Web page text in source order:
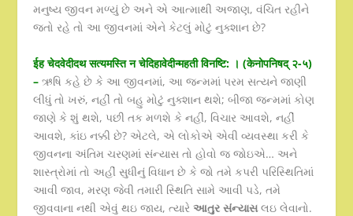
મનુષ્ય જીવન મળ્યું છે અને એ આત્માથી અજાણ, વંચિત રહીને
જતો રહે તો આ જીવનમાં એને કેટલું મોટું નુક્શાન છે?
ईह चेदवेदीदथ सत्यमस्ति न चेदिहावेदीन्महती विनष्टि: । (केनोपनिषद् २-५)
– ઋષિ કહે છે કે આ જીવનમાં, આ જન્મમાં પરમ સત્યને જાણી
લીધું તો ખરું, નહીં તો બહુ મોટું નુક્શાન થશે; બીજા જન્મમાં કોણ
જાણે કે શું થશે, પછી તક મળશે કે નહીં, વિચાર આવશે, નહીં
આવશે, કાંઇ નક્કી છે? એટલે, એ લોકોએ એવી વ્યવસ્થા કરી કે
જીવનના અંતિમ ચરણમાં સંન્યાસ તો હોવો જ જોઇએ… અને
શાસ્ત્રોમાં તો અહીં સુધીનું વિધાન છે કે જો તમે કપરી પરિસ્થિતિમાં
આવી જાવ, મરણ જેવી તમારી સ્થિતિ સામે આવી પડે, તમે
જીવવાના નથી એવું થઇ જાય, ત્યારેઆતુર સંન્યાસલઇ લેવાનો.